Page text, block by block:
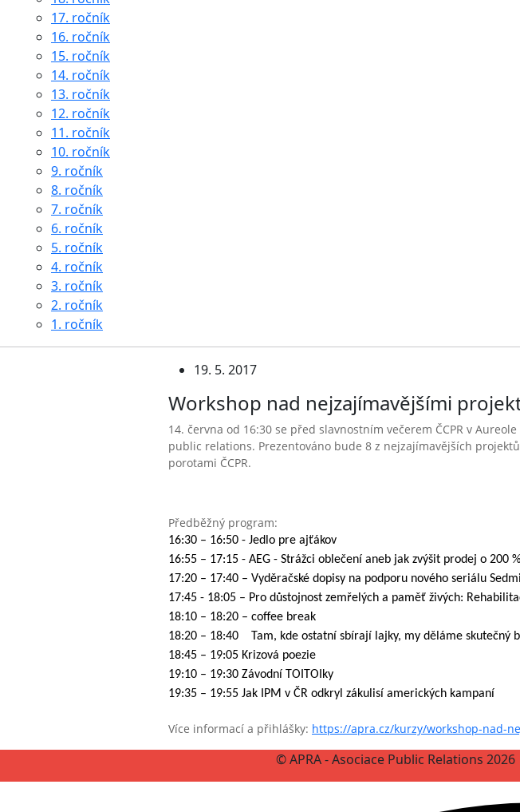
17. ročník
16. ročník
15. ročník
14. ročník
13. ročník
12. ročník
11. ročník
10. ročník
9. ročník
8. ročník
7. ročník
6. ročník
5. ročník
4. ročník
3. ročník
2. ročník
1. ročník
19. 5. 2017
Workshop nad nejzajímavějšími
14. června od 16:30 se před slavnostním večerem ČCPR v
public relations. Prezentováno bude 8 z nejzajímavějších
porotami ČCPR.
Předběžný program:
16:30 – 16:50 - Jedlo pre ajťákov
16:55 – 17:15 - AEG - Strážci oblečení aneb jak zvýšit prodej o 200 %
17:20 – 17:40 – Vyděračské dopisy na podporu nového seriálu
17:45 - 18:05 – Pro důstojnost zemřelých a paměť živých:
18:10 – 18:20 – coffee break
18:20 – 18:40 Tam, kde ostatní sbírají lajky, my děláme skutečný
18:45 – 19:05 Krizová poezie
19:10 – 19:30 Závodní TOITOIky
19:35 – 19:55 Jak IPM v ČR odkryl zákulisí amerických kampaní
Více informací a přihlášky: https://apra.cz/kurzy/workshop-nad-
© APRA - Asociace Public Relations